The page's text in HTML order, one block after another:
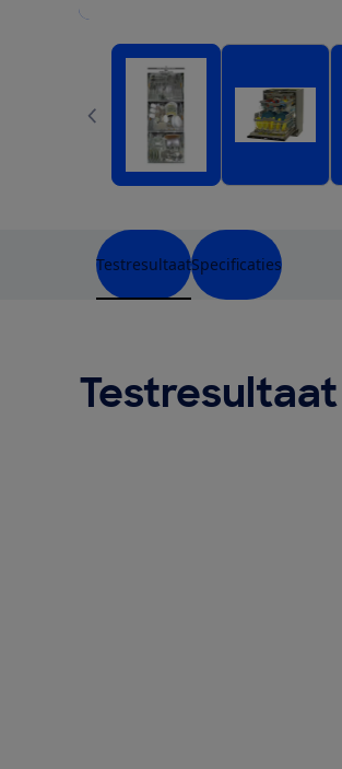
TestresultaatSpecificaties
Testresultaat